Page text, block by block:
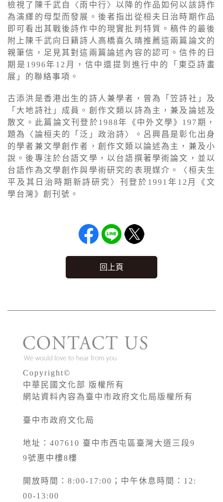
檢視了陳千武自〈雨中行〉以降的作品如何以該詩作
為演繹的母型而發展。後者指出從桓夫日治時期作品
即可看出其戰後詩作中的現實批判特質。稿件的最後
附上陳千武向日籍詩人高橋喜久晴推薦這兩篇論文的
親筆信，足見其對這兩篇論述內容的認可。信件的日
期是1996年12月，信中還提到進行中的「東亞詩畫
展」的聯絡事項。
古添洪是香港出生的詩人兼學者，曾為「笠詩社」及
「大地詩社」成員。創作文類以詩為主，兼及論述及
散文。此篇論文刊登於1988年《中外文學》197期，
題為〈論桓夫的「泛」政治詩〉。呂興昌是彰化出身
的學者兼文學創作者，創作文類以論述為主，兼及小
說。後專注於台語文學，以台語撰著學術論文，並以
台語作為文學創作與學術研究的表現媒介。〈桓夫生
平及其日治時期新詩研究〉刊登於1991年12月《文
學台灣》創刊號。
回上頁
Copyright©
中華民國文化部 版權所有
網站資料內容為臺中市政府文化局版權所有
臺中市政府文化局
地址：407610 臺中市西屯區臺灣大道三段9
9號惠中樓8樓
開放時間：8:00-17:00；中午休息時間：12:
00-13:00